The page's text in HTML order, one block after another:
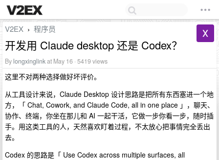
V2EX › 程序员
开发用 Claude desktop 还是 Codex？
By longxinglinkat May 16 · 5419 views
这里不对两种选择做好坏评价。
从工具设计来说，Claude Desktop 设计思路是把所有东西塞进一个地
方，「 Chat, Cowork, and Claude Code, all in one place 」，聊天、
协作、终端，你坐在那儿和 AI 一起干活，它做一步你看一步，随时插
手。用这类工具的人，天然喜欢盯着过程，不太放心把事情完全丢出
去。
Codex 的思路是「 Use Codex across multiple surfaces, all